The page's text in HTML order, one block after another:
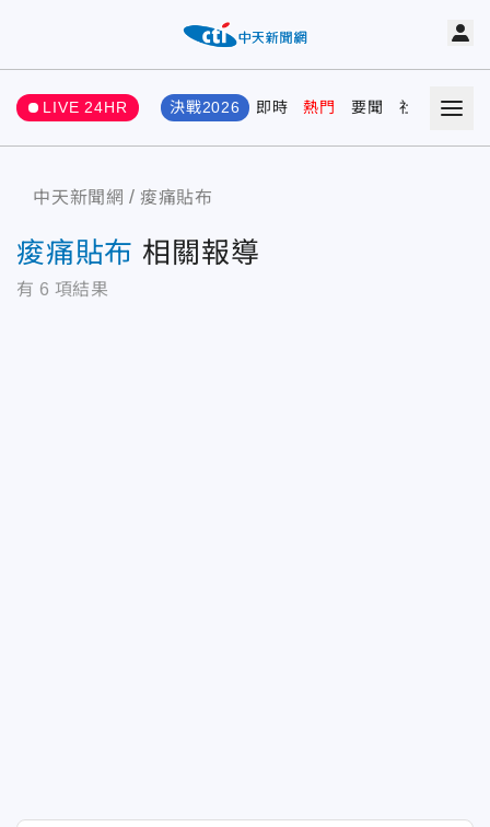
LIVE 24HR 決戰2026 即時 熱門 要聞 社會 娛樂
中天新聞網 痠痛貼布
痠痛貼布 相關報導
有 6 項結果